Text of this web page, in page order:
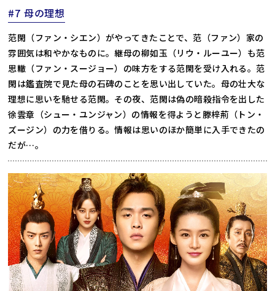
#7 母の理想
范閑（ファン・シエン）がやってきたことで、范（ファン）家の
雰囲気は和やかなものに。継母の柳如玉（リウ・ルーユー）も范
思轍（ファン・スージョー）の味方をする范閑を受け入れる。范
閑は鑑査院で見た母の石碑のことを思い出していた。母の壮大な
理想に思いを馳せる范閑。その夜、范閑は偽の暗殺指令を出した
徐雲章（シュー・ユンジャン）の情報を得ようと滕梓荊（トン・
ズージン）の力を借りる。情報は思いのほか簡単に入手できたの
だが…。